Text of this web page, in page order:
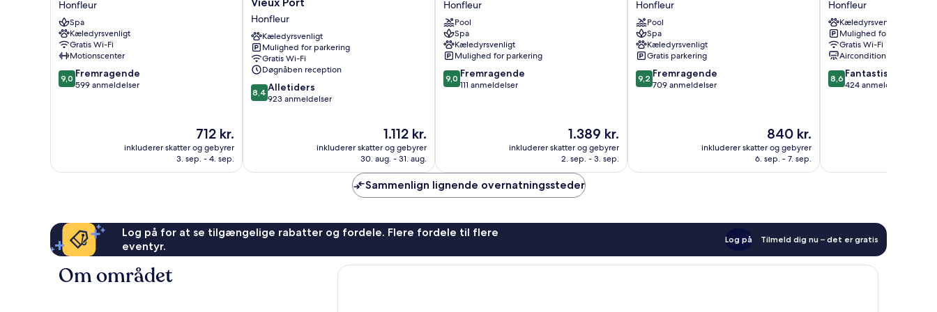
Dauphin
les
Loges
Honfleur
Honfleur
Spa
Kæledyrsvenligt
Gratis Wi-Fi
Motionscenter
9.0
ud
9,0 Fremragende
599 anmeldelser
Prisen
er
712 kr.
712 kr.
inkluderer skatter og gebyrer
3. sep. - 4. sep.
Cheval
Blanc
-
Vieux
Port
Honfleur
Honfleur
Kæledyrsvenligt
Mulighed for parkering
Gratis Wi-Fi
Døgnåben reception
8.4
ud
8,4 Alletiders
923 anmeldelser
Prisen
er
1.112 kr.
1.112 kr.
inkluderer skatter og gebyrer
30. aug. - 31. aug.
Rituel
Honfleur
Honfleur
Honfleur
Pool
Spa
Kæledyrsvenligt
Mulighed for parkering
9.0
ud
9,0 Fremragende
111 anmeldelser
Prisen
er
1.389 kr.
1.389 kr.
inkluderer skatter og gebyrer
2. sep. - 3. sep.
Eden
Spa
Honfleur
Honfleur
Pool
Spa
Kæledyrsvenligt
Gratis parkering
9.2
ud
9,2 Fremragende
709 anmeldelser
Prisen
er
840 kr.
840 kr.
inkluderer skatter og gebyrer
6. sep. - 7. sep.
Honfleur
Honfleur
Kæledyrsvenligt
Mulighed for parkering
Gratis Wi-Fi
Aircondition
8.6
ud
8,6 Fantastisk
424 anmeldelser
Sammenlign lignende overnatningssteder
Log på for at se tilgængelige rabatter og fordele. Flere fordele til flere
eventyr.
Log på Tilmeld dig nu – det er gratis
Om området